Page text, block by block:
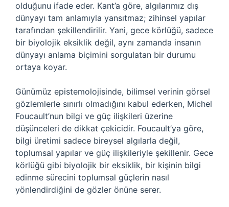
olduğunu ifade eder. Kant’a göre, algılarımız dış
dünyayı tam anlamıyla yansıtmaz; zihinsel yapılar
tarafından şekillendirilir. Yani, gece körlüğü, sadece
bir biyolojik eksiklik değil, aynı zamanda insanın
dünyayı anlama biçimini sorgulatan bir durumu
ortaya koyar.
Günümüz epistemolojisinde, bilimsel verinin görsel
gözlemlerle sınırlı olmadığını kabul ederken, Michel
Foucault’nun bilgi ve güç ilişkileri üzerine
düşünceleri de dikkat çekicidir. Foucault’ya göre,
bilgi üretimi sadece bireysel algılarla değil,
toplumsal yapılar ve güç ilişkileriyle şekillenir. Gece
körlüğü gibi biyolojik bir eksiklik, bir kişinin bilgi
edinme sürecini toplumsal güçlerin nasıl
yönlendirdiğini de gözler önüne serer.